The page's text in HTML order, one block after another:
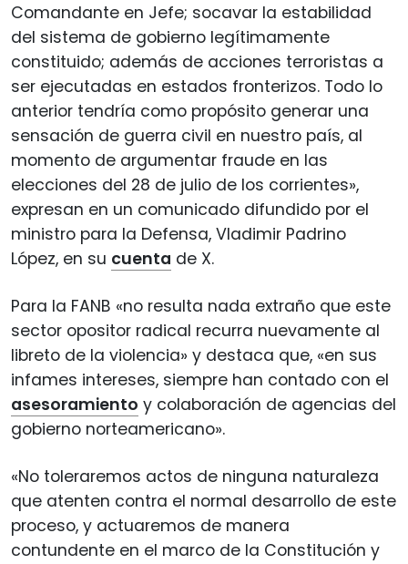
Comandante en Jefe; socavar la estabilidad
del sistema de gobierno legítimamente
constituido; además de acciones terroristas a
ser ejecutadas en estados fronterizos. Todo lo
anterior tendría como propósito generar una
sensación de guerra civil en nuestro país, al
momento de argumentar fraude en las
elecciones del 28 de julio de los corrientes»,
expresan en un comunicado difundido por el
ministro para la Defensa, Vladimir Padrino
López, en su cuenta de X.
Para la FANB «no resulta nada extraño que este
sector opositor radical recurra nuevamente al
libreto de la violencia» y destaca que, «en sus
infames intereses, siempre han contado con el
asesoramiento y colaboración de agencias del
gobierno norteamericano».
«No toleraremos actos de ninguna naturaleza
que atenten contra el normal desarrollo de este
proceso, y actuaremos de manera
contundente en el marco de la Constitución y